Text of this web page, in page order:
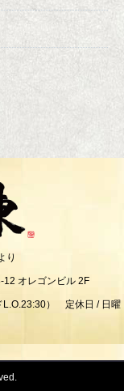
り
オレゴンビル 2F
） 定休日 / 日曜